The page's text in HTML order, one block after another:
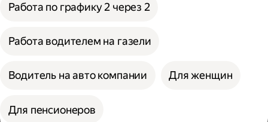
Работа по графику 2 через 2
Работа водителем на газели
Водитель на авто компании Для женщин
Для пенсионеров